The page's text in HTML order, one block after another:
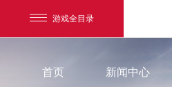
游戏全目录
首页 新闻中心